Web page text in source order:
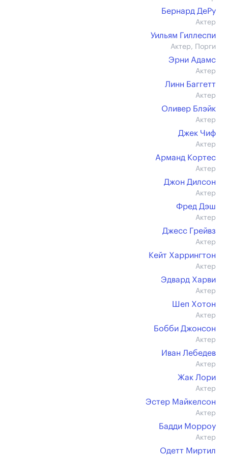
Бернард ДеРу
Актер
Уильям Гиллеспи
Актер, Порги
Эрни Адамс
Актер
Линн Баггетт
Актер
Оливер Блэйк
Актер
Джек Чиф
Актер
Арманд Кортес
Актер
Джон Дилсон
Актер
Фред Дэш
Актер
Джесс Грейвз
Актер
Кейт Харрингтон
Актер
Эдвард Харви
Актер
Шеп Хотон
Актер
Бобби Джонсон
Актер
Иван Лебедев
Актер
Жак Лори
Актер
Эстер Майкелсон
Актер
Бадди Морроу
Актер
Одетт Миртил